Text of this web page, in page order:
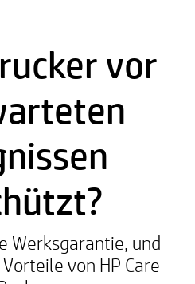
vor
Werksgarantie, und
von HP Care